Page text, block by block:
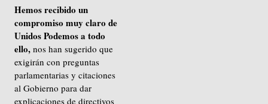
Hemos recibido un
compromiso muy claro de
Unidos Podemos a todo
ello, nos han sugerido que
exigirán con preguntas
parlamentarias y citaciones
al Gobierno para dar
explicaciones de directivos